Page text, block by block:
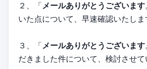
２、「メールありがとうございます
いた点について、早速確認いたしま
３、「メールありがとうございます
だきました件について、検討させて